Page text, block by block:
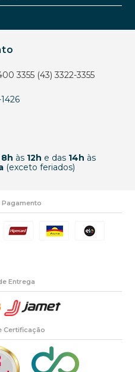
3355 (43) 3322-3355
8h às 12h e das 14h às
(exceto feriados)
Entrega
Certificação